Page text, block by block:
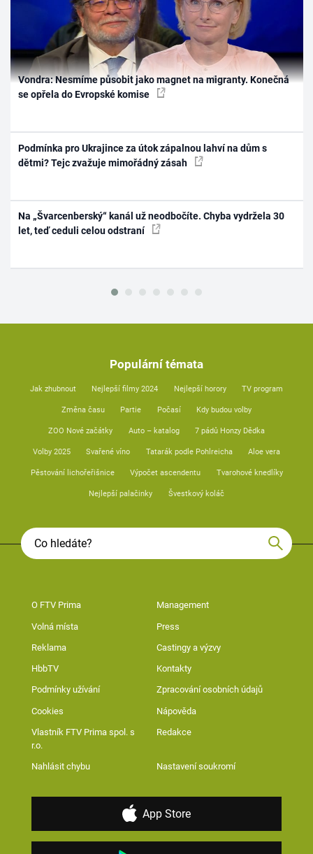
Vondra: Nesmíme působit jako magnet na migranty. Konečná
se opřela do Evropské komise
Podmínka pro Ukrajince za útok zápalnou lahví na dům s
dětmi? Tejc zvažuje mimořádný zásah
Na „Švarcenberský“ kanál už neodbočíte. Chyba vydržela 30
let, teď ceduli celou odstraní
Populární témata
Jak zhubnout Nejlepší filmy 2024 Nejlepší horory TV program
Změna času Partie Počasí Kdy budou volby
ZOO Nové začátky Auto – katalog 7 pádů Honzy Dědka
Volby 2025 Svařené víno Tatarák podle Pohlreicha Aloe vera
Pěstování lichořeřišnice Výpočet ascendentu Tvarohové knedlíky
Nejlepší palačinky Švestkový koláč
O FTV Prima Management
Volná místa Press
Reklama Castingy a výzvy
HbbTV Kontakty
Podmínky užívání Zpracování osobních údajů
Cookies Nápověda
Vlastník FTV Prima spol. s
r.o.
Redakce
Nahlásit chybu Nastavení soukromí
App Store